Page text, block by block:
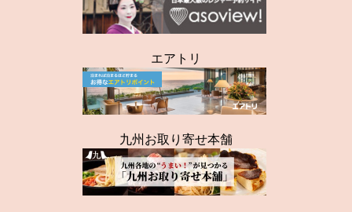
エアトリ
九州お取り寄せ本舗